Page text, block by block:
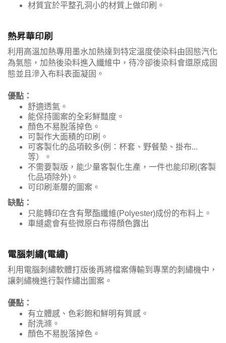
材質宜於平整孔洞小的材質上做印刷。
熱昇華印刷
利用高溫加熱專用墨水加熱達到特定溫度使染料由固態汽化
為氣態，加熱後染料進入纖維中，待冷卻後染料會還原成固
態並且滲入布料表面凝固。
優點：
舒適透氣。
能保持圖案的全彩鮮豔度。
顏色不易脫落掉色。
可製作大面積的印刷。
可客製化的品項較多(例：杯套、野餐墊、掛布...
等）。
不需要製版，能少量客製化生產，一件也能印刷(客製
化品項除外)。
可印刷漸層的圖案。
缺點：
只能轉印在含有聚酯纖維(Polyester)成份的布料上。
車縫處會有些微原白布得顏色露出
電腦刺繡(電繡)
利用電腦刺繡軟體打版後再將檔案傳輸到專業的刺繡機中，
讓刺繡機進行製作繡出圖案。
優點：
有立體感、色彩飽和鮮明有質感。
耐洗滌。
顏色不易脫落掉色。